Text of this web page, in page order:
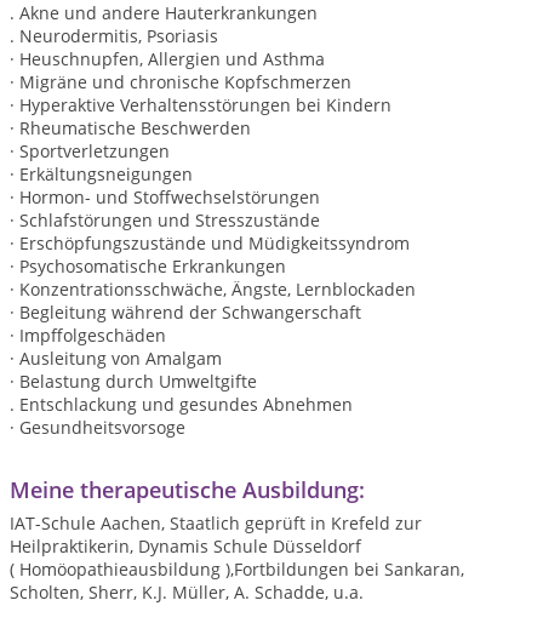
. Akne und andere Hauterkrankungen
. Neurodermitis, Psoriasis
· Heuschnupfen, Allergien und Asthma
· Migräne und chronische Kopfschmerzen
· Hyperaktive Verhaltensstörungen bei Kindern
· Rheumatische Beschwerden
· Sportverletzungen
· Erkältungsneigungen
· Hormon- und Stoffwechselstörungen
· Schlafstörungen und Stresszustände
· Erschöpfungszustände und Müdigkeitssyndrom
· Psychosomatische Erkrankungen
· Konzentrationsschwäche, Ängste, Lernblockaden
· Begleitung während der Schwangerschaft
· Impffolgeschäden
· Ausleitung von Amalgam
· Belastung durch Umweltgifte
. Entschlackung und gesundes Abnehmen
· Gesundheitsvorsoge
Meine therapeutische Ausbildung:
IAT-Schule Aachen, Staatlich geprüft in Krefeld zur
Heilpraktikerin, Dynamis Schule Düsseldorf
( Homöopathieausbildung ),Fortbildungen bei Sankaran,
Scholten, Sherr, K.J. Müller, A. Schadde, u.a.